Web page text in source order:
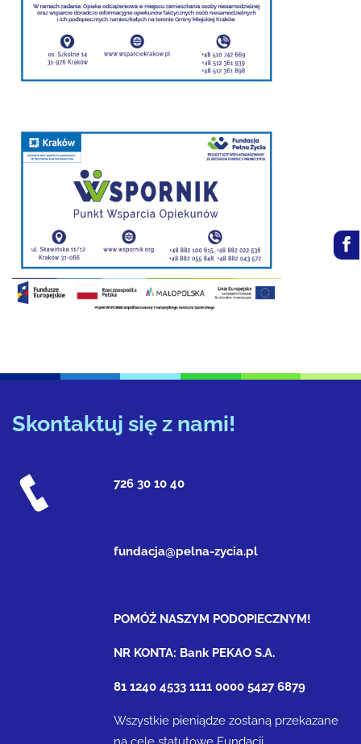
Skontaktuj się z nami!
726 30 10 40
fundacja@pelna-zycia.pl
POMÓŻ NASZYM PODOPIECZNYM!
NR KONTA: Bank PEKAO S.A.
81 1240 4533 1111 0000 5427 6879
Wszystkie pieniądze zostaną przekazane